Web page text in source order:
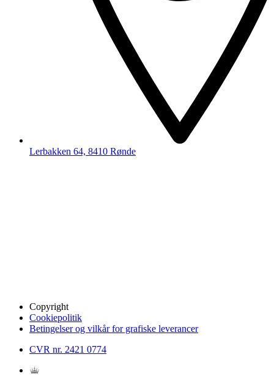
Lerbakken 64, 8410 Rønde
Copyright
Cookiepolitik
Betingelser og vilkår for grafiske leverancer
CVR nr. 2421 0774